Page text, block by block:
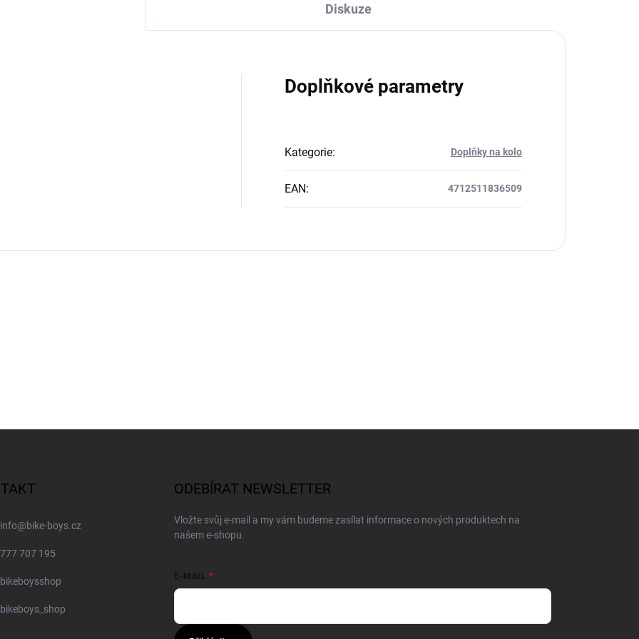
Diskuze
Doplňkové parametry
Kategorie: Doplňky na kolo
EAN: 4712511836509
info@bike-boys.cz
777 707 195
bikeboysshop
bikeboys_shop
ODEBÍRAT NEWSLETTER
Vložte svůj e-mail a my vám budeme zasílat informace o nových produktech na
našem e-shopu.
E-MAIL